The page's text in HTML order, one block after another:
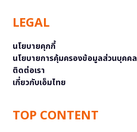
LEGAL
นโยบายคุกกี้
นโยบายการคุ้มครองข้อมูลส่วนบุคคล
ติดต่อเรา
เกี่ยวกับเอ็มไทย
TOP CONTENT